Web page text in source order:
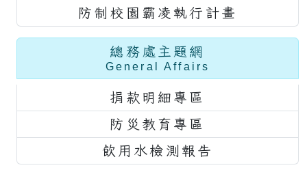
防制校園霸凌執行計畫
總務處主題網
General Affairs
捐款明細專區
防災教育專區
飲用水檢測報告